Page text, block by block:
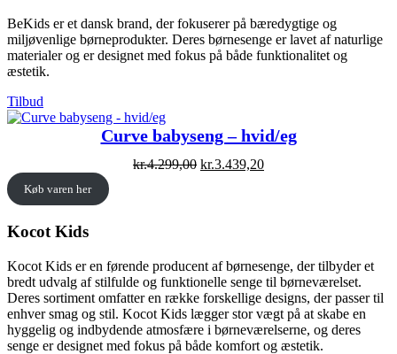
BeKids er et dansk brand, der fokuserer på bæredygtige og
miljøvenlige børneprodukter. Deres børnesenge er lavet af naturlige
materialer og er designet med fokus på både funktionalitet og
æstetik.
Tilbud
på
Curve babyseng – hvid/eg
kr.4.299,00 Original
kr.3.439,20Current
Køb varen her
Kocot Kids
Kocot Kids er en førende producent af børnesenge, der tilbyder et
bredt udvalg af stilfulde og funktionelle senge til børneværelset.
Deres sortiment omfatter en række forskellige designs, der passer til
enhver smag og stil. Kocot Kids lægger stor vægt på at skabe en
hyggelig og indbydende atmosfære i børneværelserne, og deres
senge er designet med fokus på både komfort og æstetik.